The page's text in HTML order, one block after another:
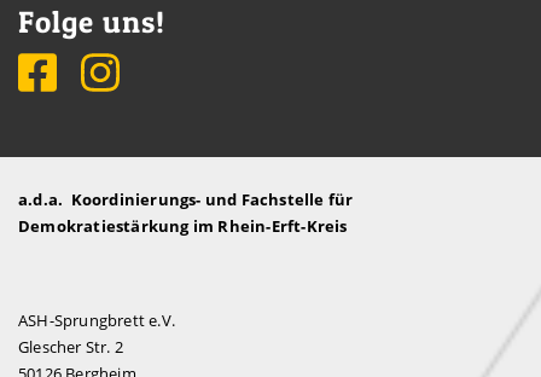
Folge uns!
a.d.a. Koordinierungs- und Fachstelle für
Demokratiestärkung im Rhein-Erft-Kreis
ASH-Sprungbrett e.V.
Glescher Str. 2